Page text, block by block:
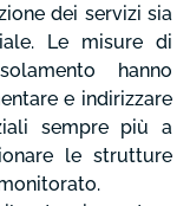
dei servizi sia
Le misure di
hanno
e indirizzare
sempre più a
le strutture